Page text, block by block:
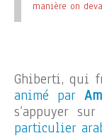
manière on
Ghiberti, qui
animé par
s’appuyer
particulier